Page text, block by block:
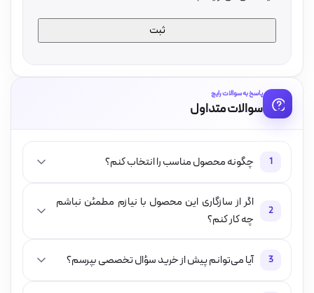
پاسخ به سوالات رایج
سوالات متداول
1 چگونه محصول مناسب را انتخاب کنم؟
2
اگر از سازگاری این محصول با نیازم مطمئن نباشم
چه کار کنم؟
3 آیا می‌توانم پیش از خرید سؤال تخصصی بپرسم؟